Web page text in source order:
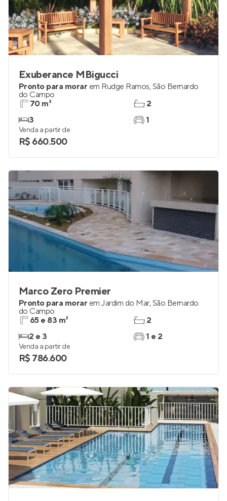
Exuberance MBigucci
Pronto para morar em Rudge Ramos,São Bernardo
do Campo
70 m²
3
2
1
Venda a partir de
R$ 660.500
Marco Zero Premier
Pronto para morar em Jardim do Mar,São Bernardo
do Campo
65 e 83 m²
2 e 3
2
1 e 2
Venda a partir de
R$ 786.600